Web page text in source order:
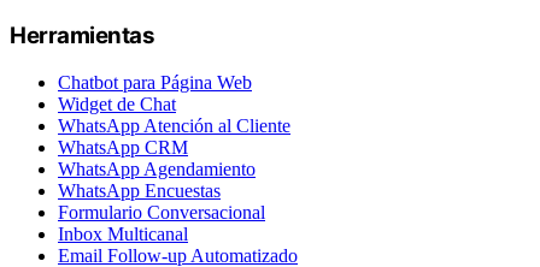
Herramientas
Chatbot para Página Web
Widget de Chat
WhatsApp Atención al Cliente
WhatsApp CRM
WhatsApp Agendamiento
WhatsApp Encuestas
Formulario Conversacional
Inbox Multicanal
Email Follow-up Automatizado